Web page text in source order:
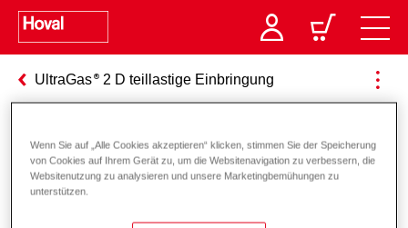
UltraGas 2 D teillastige Einbringung
Verantwortung für Energie und
Wenn Sie auf „Alle Cookies akzeptieren“ klicken, stimmen Sie der Speicherung
von Cookies auf Ihrem Gerät zu, um die Websitenavigation zu verbessern, die
Websitenutzung zu analysieren und unsere Marketingbemühungen zu
unterstützen.